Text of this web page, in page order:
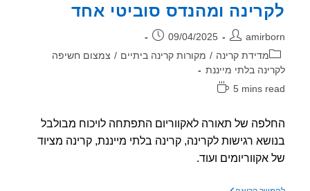
ומהנדס סוביטי אחד
פורסם:
09/04/2025
מדידת קרינה / מקורות קרינה ביתיים / צמצום חשיפה
בלתי מייננת
5 mins
של תאורה לאקווריום התפתחה לויכוח מבולבל
רגישות לקרינה, קרינה בלתי מייננת, קרינה מציוד
ועוד.